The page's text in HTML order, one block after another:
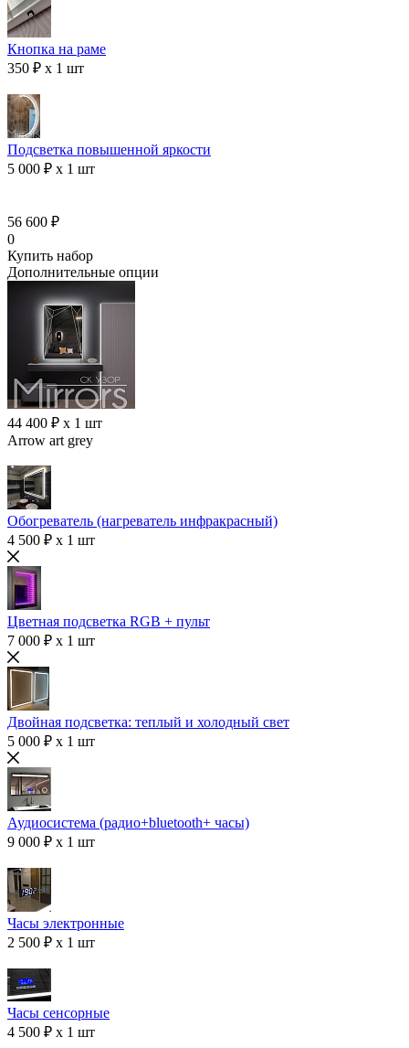
Кнопка на раме
350 ₽ x 1 шт
Подсветка повышенной яркости
5 000 ₽ x 1 шт
56 600 ₽
0
Купить набор
Дополнительные опции
44 400 ₽ x 1 шт
Arrow art grey
Обогреватель (нагреватель инфракрасный)
4 500 ₽ x 1 шт
Цветная подсветка RGB + пульт
7 000 ₽ x 1 шт
Двойная подсветка: теплый и холодный свет
5 000 ₽ x 1 шт
Аудиосистема (радио+bluetooth+ часы)
9 000 ₽ x 1 шт
Часы электронные
2 500 ₽ x 1 шт
Часы сенсорные
4 500 ₽ x 1 шт